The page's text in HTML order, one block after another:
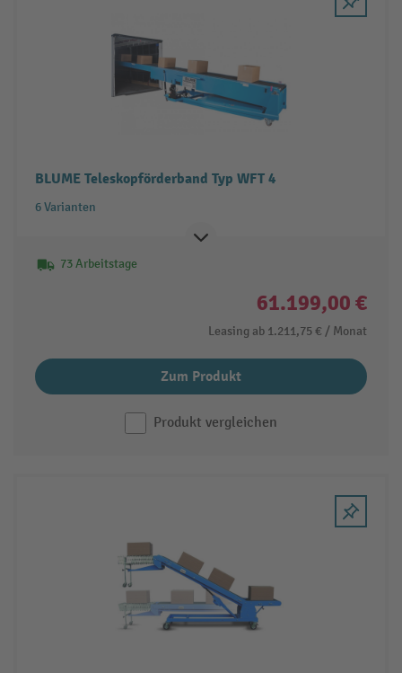
BLUME Teleskopförderband Typ WFT 4
6 Varianten
73 Arbeitstage
61.199,00 €
Leasing ab 1.211,75 € / Monat
Zum Produkt
Produkt vergleichen